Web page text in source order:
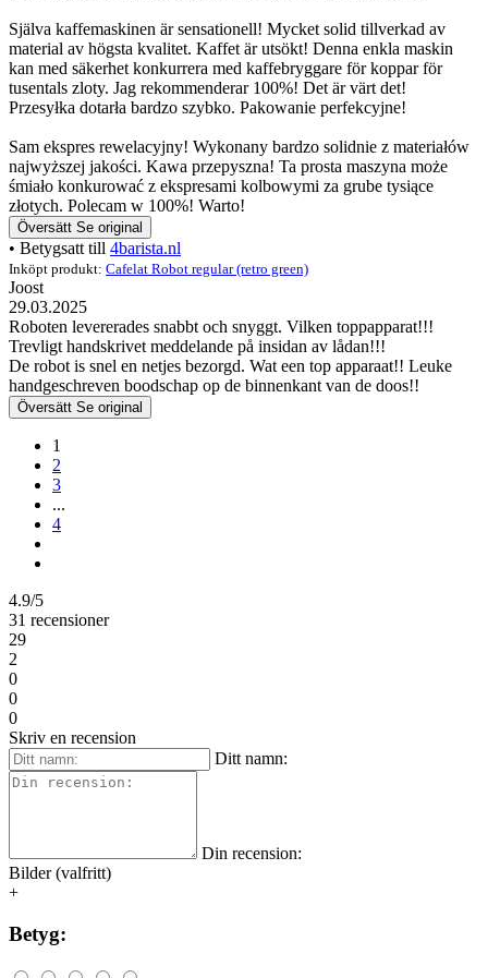
Själva kaffemaskinen är sensationell! Mycket solid tillverkad av
material av högsta kvalitet. Kaffet är utsökt! Denna enkla maskin
kan med säkerhet konkurrera med kaffebryggare för koppar för
tusentals zloty. Jag rekommenderar 100%! Det är värt det!
Przesyłka dotarła bardzo szybko. Pakowanie perfekcyjne!
Sam ekspres rewelacyjny! Wykonany bardzo solidnie z materiałów
najwyższej jakości. Kawa przepyszna! Ta prosta maszyna może
śmiało konkurować z ekspresami kolbowymi za grube tysiące
złotych. Polecam w 100%! Warto!
Översätt Se original
• Betygsatt till 4barista.nl
Inköpt produkt: Cafelat Robot regular (retro green)
Joost
29.03.2025
Roboten levererades snabbt och snyggt. Vilken toppapparat!!!
Trevligt handskrivet meddelande på insidan av lådan!!!
De robot is snel en netjes bezorgd. Wat een top apparaat!! Leuke
handgeschreven boodschap op de binnenkant van de doos!!
Översätt Se original
1
2
3
...
4
4.9/5
31 recensioner
29
2
0
0
0
Skriv en recension
Ditt namn:
Din recension:
Bilder (valfritt)
+
Betyg: